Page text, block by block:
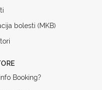
bolesti (MKB)
Booking?